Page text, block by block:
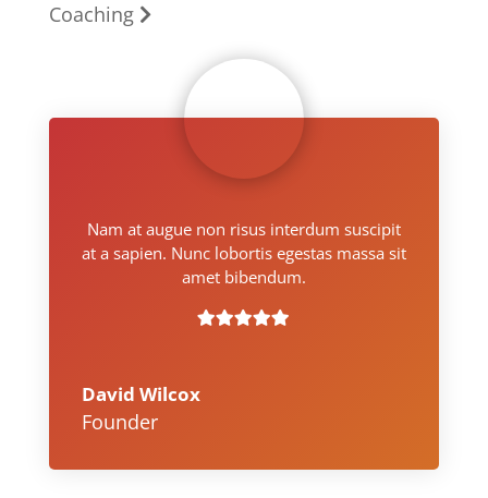
Coaching
Nam at augue non risus interdum suscipit
at a sapien. Nunc lobortis egestas massa sit
amet bibendum.
David Wilcox
Founder